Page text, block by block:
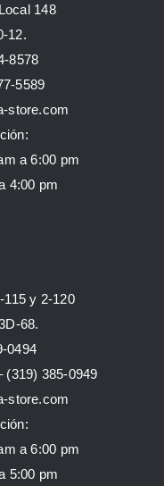
148
12.
8578
5589
store.com
a 6:00 pm
4:00 pm
y 2-120
68.
0494
(319) 385-0949
store.com
a 6:00 pm
5:00 pm